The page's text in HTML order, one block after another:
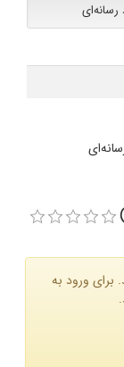
برای ورود به